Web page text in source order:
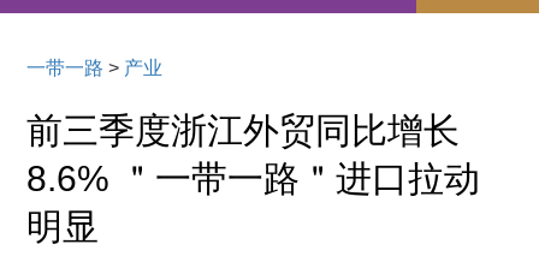
一带一路 > 产业
前三季度浙江外贸同比增长
8.6% ＂一带一路＂进口拉动
明显